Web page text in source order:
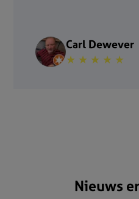
Carl Dewever
★ ★ ★ ★ ★
Nieuws